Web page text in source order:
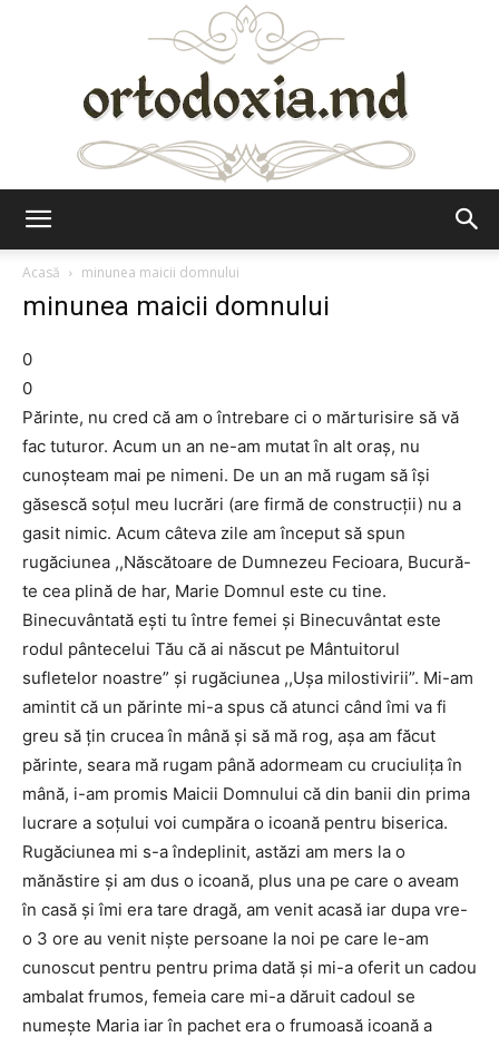
Acasă
minunea maicii domnului
minunea maicii domnului
0
0
Părinte, nu cred că am o întrebare ci o mărturisire să vă
fac tuturor. Acum un an ne-am mutat în alt oraș, nu
cunoșteam mai pe nimeni. De un an mă rugam să își
găsescă soțul meu lucrări (are firmă de construcții) nu a
gasit nimic. Acum câteva zile am început să spun
rugăciunea ,,Născătoare de Dumnezeu Fecioara, Bucură-
te cea plină de har, Marie Domnul este cu tine.
Binecuvântată ești tu între femei și Binecuvântat este
rodul pântecelui Tău că ai născut pe Mântuitorul
sufletelor noastre” și rugăciunea ,,Ușa milostivirii”. Mi-am
amintit că un părinte mi-a spus că atunci când îmi va fi
greu să țin crucea în mână și să mă rog, așa am făcut
părinte, seara mă rugam până adormeam cu cruciulița în
mână, i-am promis Maicii Domnului că din banii din prima
lucrare a soțului voi cumpăra o icoană pentru biserica.
Rugăciunea mi s-a îndeplinit, astăzi am mers la o
mănăstire și am dus o icoană, plus una pe care o aveam
în casă și îmi era tare dragă, am venit acasă iar dupa vre-
o 3 ore au venit niște persoane la noi pe care le-am
cunoscut pentru pentru prima dată și mi-a oferit un cadou
ambalat frumos, femeia care mi-a dăruit cadoul se
numește Maria iar în pachet era o frumoasă icoană a